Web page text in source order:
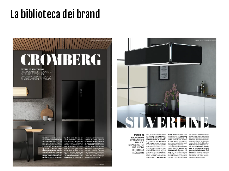
La biblioteca dei brand